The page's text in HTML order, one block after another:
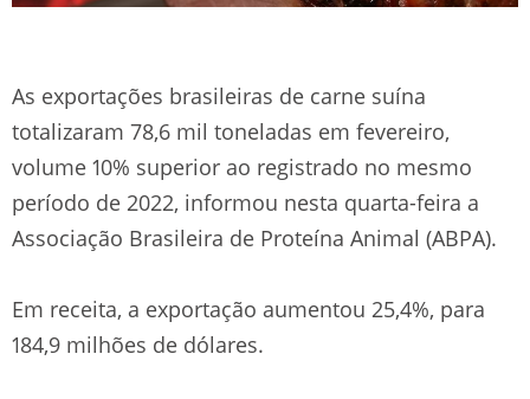
As exportações brasileiras de carne suína
totalizaram 78,6 mil toneladas em fevereiro,
volume 10% superior ao registrado no mesmo
período de 2022, informou nesta quarta-feira a
Associação Brasileira de Proteína Animal (ABPA).
Em receita, a exportação aumentou 25,4%, para
184,9 milhões de dólares.